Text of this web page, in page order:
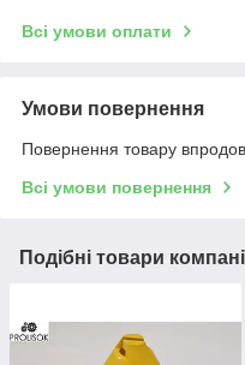
Всі умови оплати
Умови повернення
Повернення товару
Всі умови повернення
Подібні товари